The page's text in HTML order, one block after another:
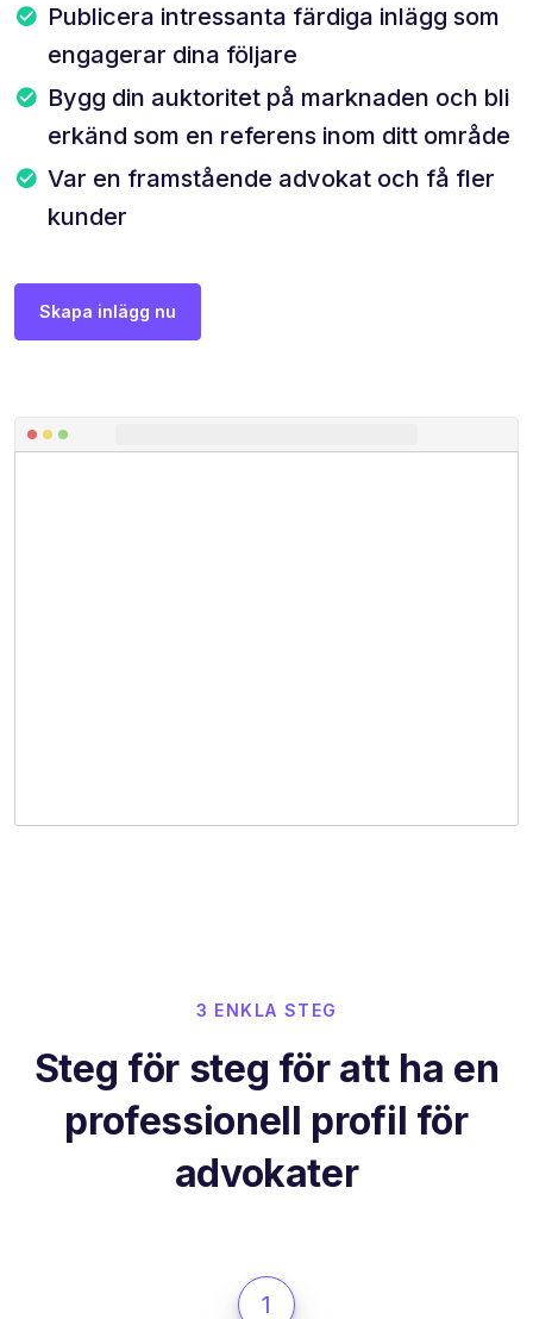
Publicera intressanta färdiga inlägg som
engagerar dina följare
Bygg din auktoritet på marknaden och bli
erkänd som en referens inom ditt område
Var en framstående advokat och få fler
kunder
Skapa inlägg nu
3 ENKLA STEG
Steg för steg för att ha en
professionell profil för
advokater
1